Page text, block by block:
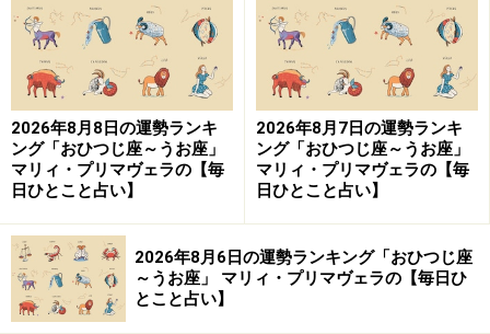
おひつじ座／牡羊座（3月21日～4月19日生
まれ）
お金で買えないものこそ
大事にしたい1週間
＞【詳しく見る】全体運、社交運、恋愛運などの詳細は
おうし座／牡牛座（4月20日～5月20日生ま
2026年8月8日の運勢ランキ
ング「おひつじ座～うお座」
マリィ・プリマヴェラの【毎
日ひとこと占い】
2026年8月7日の運勢ランキ
ング「おひつじ座～うお座」
マリィ・プリマヴェラの【毎
日ひとこと占い】
2026年8月6日の運勢ランキング「おひつじ座
～うお座」 マリィ・プリマヴェラの【毎日ひ
とこと占い】